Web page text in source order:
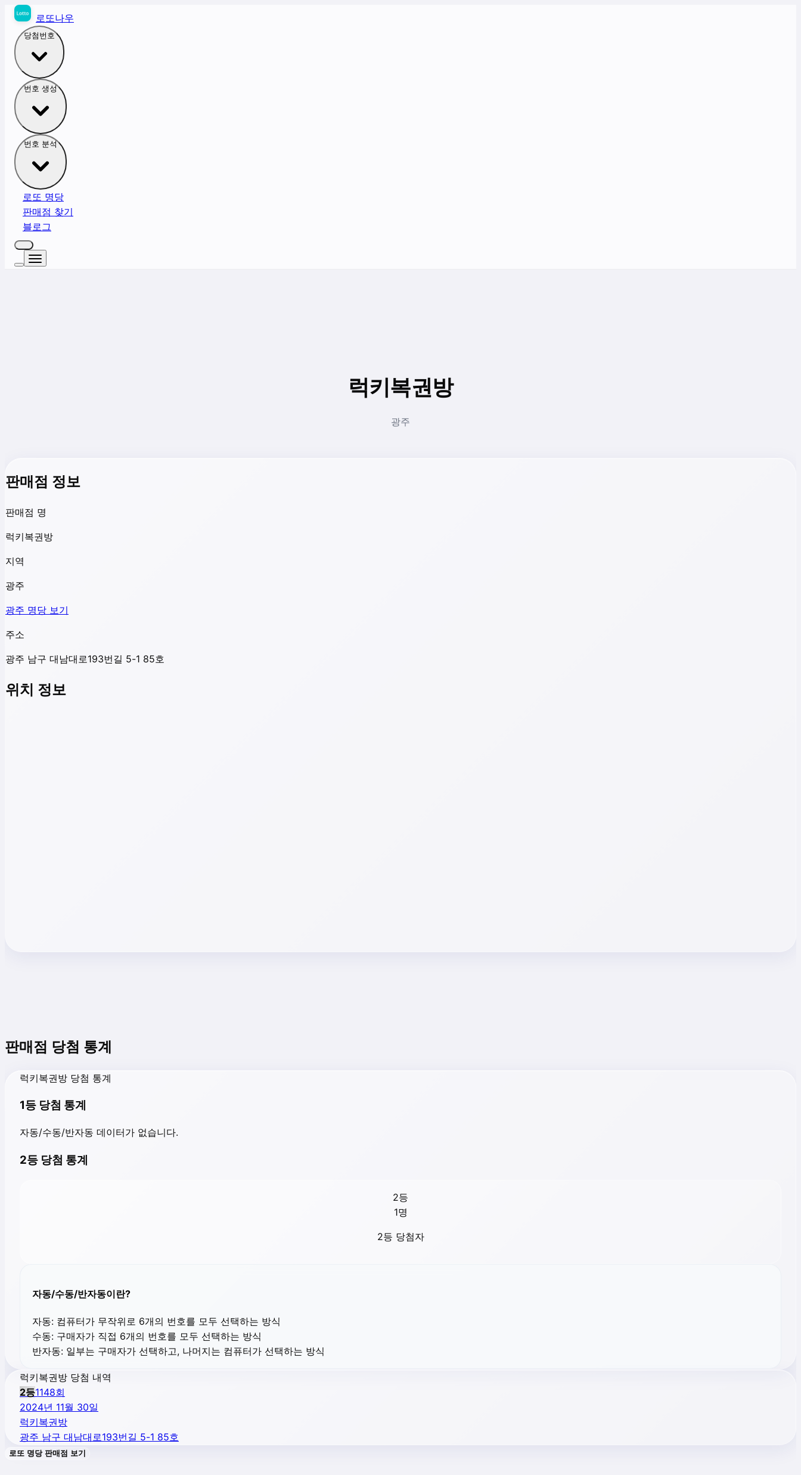
로또나우
당첨번호
번호 생성
번호 분석
로또 명당
판매점 찾기
블로그
럭키복권방
광주
판매점 정보
판매점 명
럭키복권방
지역
광주
광주 명당 보기
주소
광주 남구 대남대로193번길 5-1 85호
위치 정보
판매점 당첨 통계
럭키복권방 당첨 통계
1등 당첨 통계
자동/수동/반자동 데이터가 없습니다.
2등 당첨 통계
2등
1명
2등 당첨자
자동/수동/반자동이란?
자동: 컴퓨터가 무작위로 6개의 번호를 모두 선택하는 방식
수동: 구매자가 직접 6개의 번호를 모두 선택하는 방식
반자동: 일부는 구매자가 선택하고, 나머지는 컴퓨터가 선택하는 방식
럭키복권방 당첨 내역
2등1148회
2024년 11월 30일
럭키복권방
광주 남구 대남대로193번길 5-1 85호
로또 명당 판매점 보기